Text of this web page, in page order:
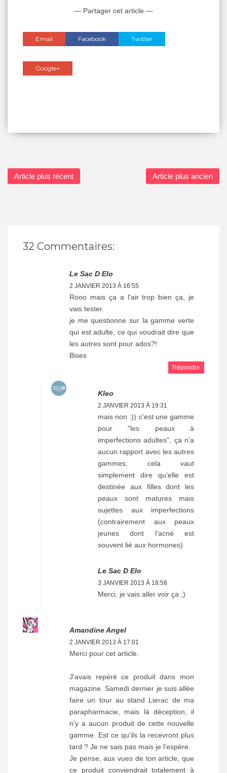
— Partager cet article —
Email Facebook Twitter
Google+
Article plus récent Article plus ancien
32 Commentaires:
Le Sac D Elo
2 JANVIER 2013 À 16:55
Rooo mais ça a l'air trop bien ça, je
vais tester.
je me questionne sur la gamme verte
qui est adulte, ce qui voudrait dire que
les autres sont pour ados?!
Bises
Répondre
Kleo
2 JANVIER 2013 À 19:31
mais non :)) c'est une gamme
pour "les peaux à
imperfections adultes", ça n'a
aucun rapport avec les autres
gammes, cela vaut
simplement dire qu'elle est
destinée aux filles dont les
peaux sont matures mais
sujettes aux imperfections
(contrairement aux peaux
jeunes dont l'acné est
souvent lié aux hormones)
Le Sac D Elo
3 JANVIER 2013 À 18:58
Merci, je vais aller voir ça ;)
Amandine Angel
2 JANVIER 2013 À 17:01
Merci pour cet article.
J'avais repéré ce produit dans mon
magazine. Samedi dernier je suis allée
faire un tour au stand Lierac de ma
parapharmacie, mais là déception, il
n'y a aucun produit de cette nouvelle
gamme. Est ce qu'ils la recevront plus
tard ? Je ne sais pas mais je l'espère.
Je pense, aux vues de ton article, que
ce produit conviendrait totalement à